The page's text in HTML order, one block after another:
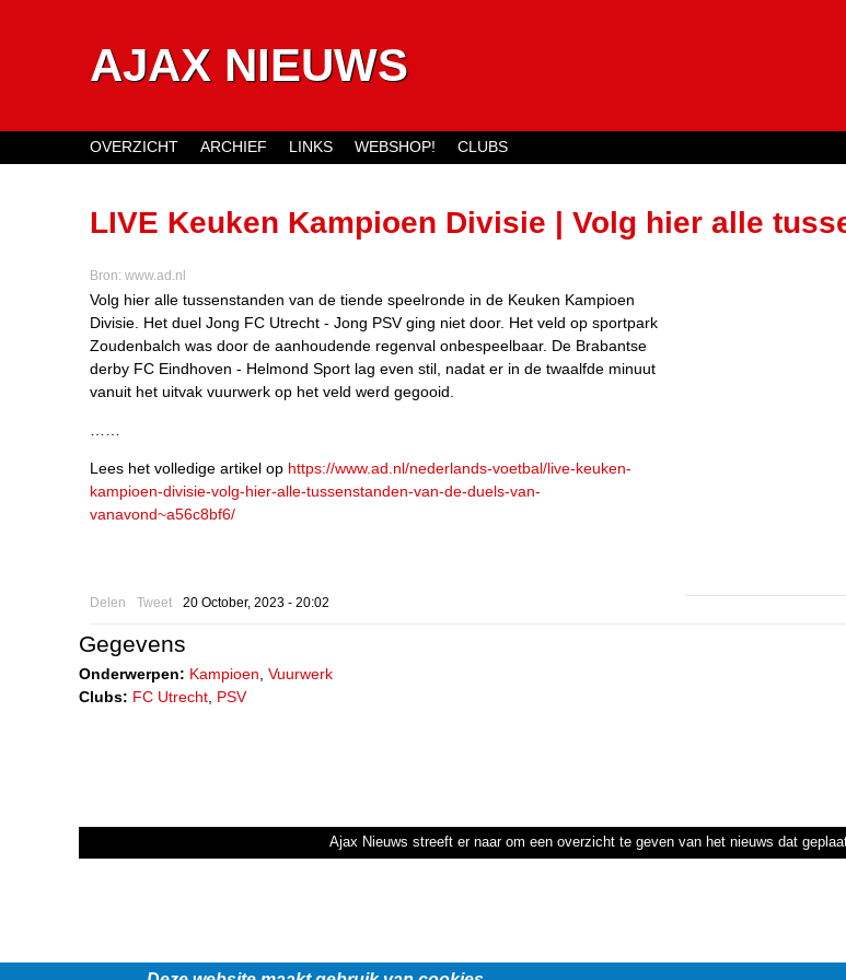
AJAX NIEUWS
LIVE Keuken Kampioen Divisie | Volg hier alle
de duels van vanavond
Bron: www.ad.nl
Volg hier alle tussenstanden van de tiende speelronde in de Keuken Kampioen
Divisie. Het duel Jong FC Utrecht - Jong PSV ging niet door. Het veld op sportpark
Zoudenbalch was door de aanhoudende regenval onbespeelbaar. De Brabantse
derby FC Eindhoven - Helmond Sport lag even stil, nadat er in de twaalfde minuut
vanuit het uitvak vuurwerk op het veld werd gegooid.
Lees het volledige artikel op https://www.ad.nl/nederlands-voetbal/live-keuken-
kampioen-divisie-volg-hier-alle-tussenstanden-van-de-duels-van-
vanavond~a56c8bf6/
Delen Tweet 20 October, 2023 - 20:02
Gegevens
Onderwerpen: Kampioen Vuurwerk
Clubs: FC Utrecht PSV
OVERZICHT ARCHIEF LINKS WEBSHOP! CLUBS
Ajax Nieuws streeft er naar om een overzicht te geven van het nieuws dat